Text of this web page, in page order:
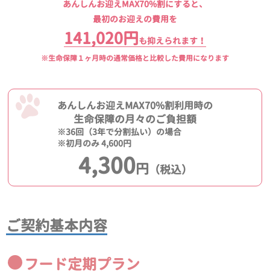
あんしんお迎えMAX70%割にすると、
最初のお迎えの費用を
141,020円も抑えられます！
※生命保障１ヶ月時の通常価格と比較した費用になります
あんしんお迎えMAX70%割利用時の
生命保障の月々のご負担額
※36回（3年で分割払い）の場合
※初月のみ 4,600円
4,300円 （税込）
ご契約基本内容
フード定期プラン